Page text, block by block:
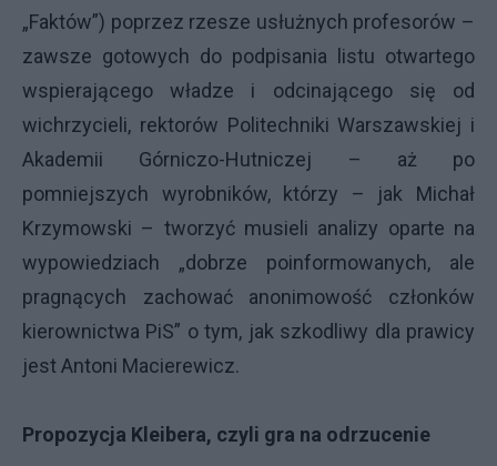
„Faktów”) poprzez rzesze usłużnych profesorów –
zawsze gotowych do podpisania listu otwartego
wspierającego władze i odcinającego się od
wichrzycieli, rektorów Politechniki Warszawskiej i
Akademii Górniczo-Hutniczej – aż po
pomniejszych wyrobników, którzy – jak Michał
Krzymowski – tworzyć musieli analizy oparte na
wypowiedziach „dobrze poinformowanych, ale
pragnących zachować anonimowość członków
kierownictwa PiS” o tym, jak szkodliwy dla prawicy
jest Antoni Macierewicz.
Propozycja Kleibera, czyli gra na odrzucenie